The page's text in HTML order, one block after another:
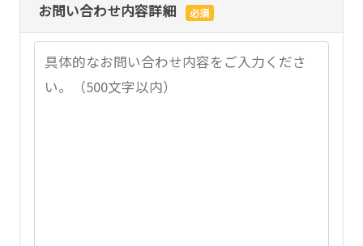
導入支援サービス
保守・サポート情報
医療機関向けセキュリティサービス『Ryobi-
MediSec』
お問い合わせ内容詳細 必須